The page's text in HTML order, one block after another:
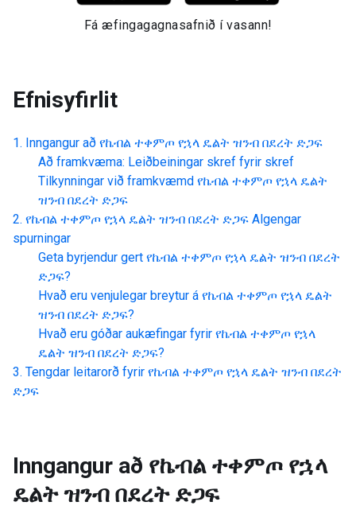
Fá æfingagagnasafnið í vasann!
Efnisyfirlit
Inngangur að የኬብል ተቀምጦ የኋላ ዴልት ዝንብ በደረት ድጋፍ
Að framkvæma: Leiðbeiningar skref fyrir skref
Tilkynningar við framkvæmd የኬብል ተቀምጦ የኋላ ዴልት
ዝንብ በደረት ድጋፍ
የኬብል ተቀምጦ የኋላ ዴልት ዝንብ በደረት ድጋፍ Algengar
spurningar
Geta byrjendur gert የኬብል ተቀምጦ የኋላ ዴልት ዝንብ በደረት
ድጋፍ?
Hvað eru venjulegar breytur á የኬብል ተቀምጦ የኋላ ዴልት
ዝንብ በደረት ድጋፍ?
Hvað eru góðar aukæfingar fyrir የኬብል ተቀምጦ የኋላ
ዴልት ዝንብ በደረት ድጋፍ?
Tengdar leitarorð fyrir የኬብል ተቀምጦ የኋላ ዴልት ዝንብ በደረት
ድጋፍ
Inngangur að የኬብል ተቀምጦ የኋላ
ዴልት ዝንብ በደረት ድጋፍ